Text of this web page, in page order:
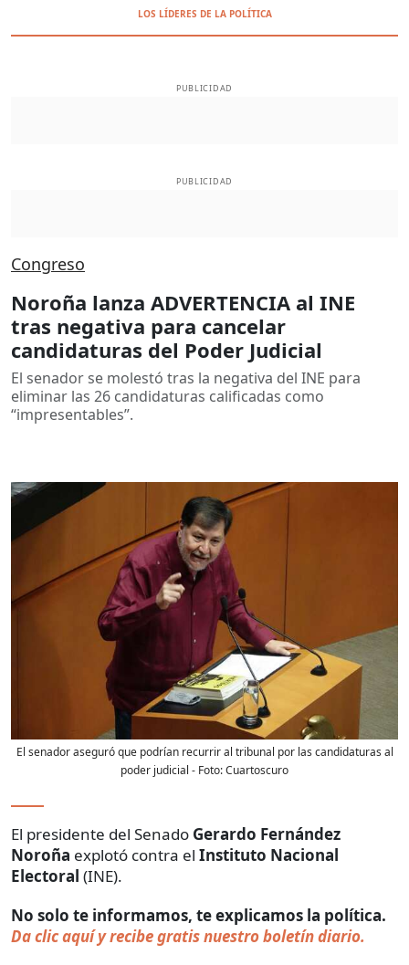
LOS LÍDERES DE LA POLÍTICA
PUBLICIDAD
PUBLICIDAD
Congreso
Noroña lanza ADVERTENCIA al INE
tras negativa para cancelar
candidaturas del Poder Judicial
El senador se molestó tras la negativa del INE para
eliminar las 26 candidaturas calificadas como
“impresentables”.
El senador aseguró que podrían recurrir al tribunal por las candidaturas al
poder judicial - Foto:Cuartoscuro
El presidente del Senado Gerardo Fernández
Noroña explotó contra el Instituto Nacional
Electoral (INE).
No solo te informamos, te explicamos la política.
Da clic aquí y recibe gratis nuestro boletín diario.